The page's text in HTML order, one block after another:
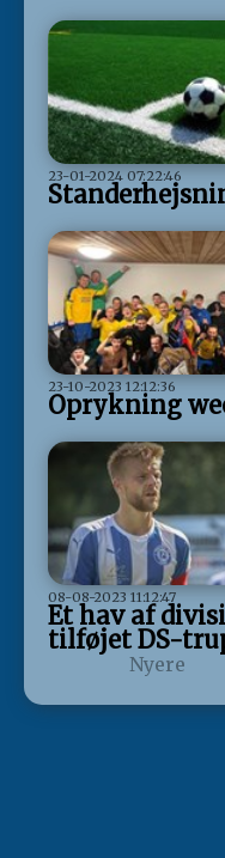
23-01-2024 07:22:46
23-10-2023 12:12:36
Oprykning
08-08-2023 11:12:47
Et hav af
tilføjet DS-
Nyere